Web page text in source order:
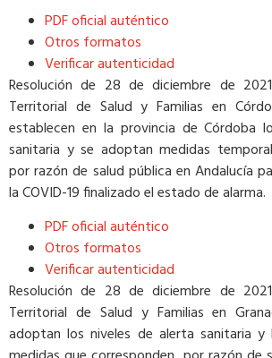
PDF oficial auténtico
Otros formatos
Verificar autenticidad
Resolución de 28 de diciembre de
Territorial de Salud y Familias en
establecen en la provincia de Córdoba
sanitaria y se adoptan medidas
por razón de salud pública en Andalucía
la COVID-19 finalizado el estado de alarma.
PDF oficial auténtico
Otros formatos
Verificar autenticidad
Resolución de 28 de diciembre de
Territorial de Salud y Familias en
adoptan los niveles de alerta sanitaria y